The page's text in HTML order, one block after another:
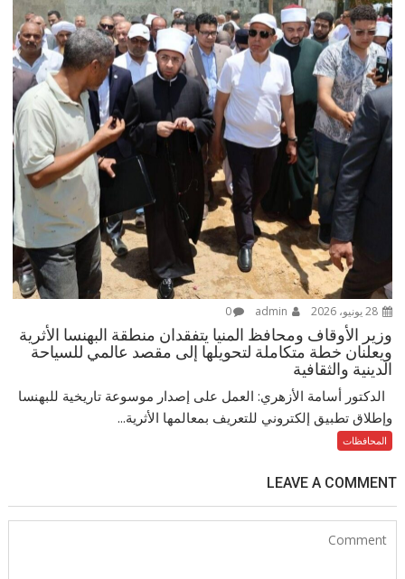
28 يونيو، 2026 0
وزير الأوقاف ومحافظ المنيا يتفقدان منطقة البهنسا الأثرية
ويعلنان خطة متكاملة لتحويلها إلى مقصد عالمي للسياحة
الدينية والثقافية
الدكتور أسامة الأزهري: العمل على إصدار موسوعة تاريخية للبهنسا
وإطلاق تطبيق إلكتروني للتعريف بمعالمها الأثرية...
المحافظات
LEAVE A COMMENT